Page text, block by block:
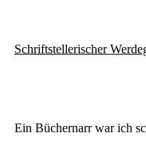
Schriftstellerischer
Ein Büchernarr war ich